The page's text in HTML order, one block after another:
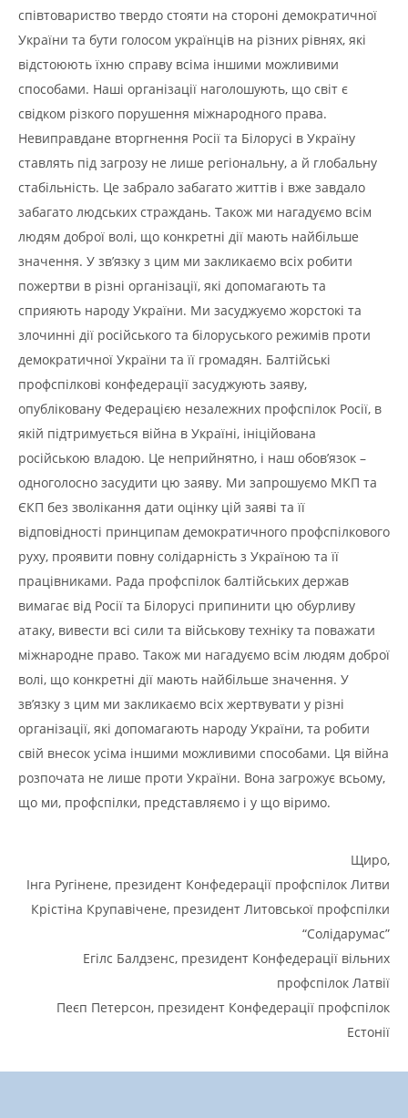
співтовариство твердо стояти на стороні демократичної
України та бути голосом українців на різних рівнях, які
відстоюють їхню справу всіма іншими можливими
способами. Наші організації наголошують, що світ є
свідком різкого порушення міжнародного права.
Невиправдане вторгнення Росії та Білорусі в Україну
ставлять під загрозу не лише регіональну, а й глобальну
стабільність. Це забрало забагато життів і вже завдало
забагато людських страждань. Також ми нагадуємо всім
людям доброї волі, що конкретні дії мають найбільше
значення. У зв’язку з цим ми закликаємо всіх робити
пожертви в різні організації, які допомагають та
сприяють народу України. Ми засуджуємо жорстокі та
злочинні дії російського та білоруського режимів проти
демократичної України та її громадян. Балтійські
профспілкові конфедерації засуджують заяву,
опубліковану Федерацією незалежних профспілок Росії, в
якій підтримується війна в Україні, ініційована
російською владою. Це неприйнятно, і наш обов’язок –
одноголосно засудити цю заяву. Ми запрошуємо МКП та
ЄКП без зволікання дати оцінку цій заяві та її
відповідності принципам демократичного профспілкового
руху, проявити повну солідарність з Україною та її
працівниками. Рада профспілок балтійських держав
вимагає від Росії та Білорусі припинити цю обурливу
атаку, вивести всі сили та військову техніку та поважати
міжнародне право. Також ми нагадуємо всім людям доброї
волі, що конкретні дії мають найбільше значення. У
зв’язку з цим ми закликаємо всіх жертвувати у різні
організації, які допомагають народу України, та робити
свій внесок усіма іншими можливими способами. Ця війна
розпочата не лише проти України. Вона загрожує всьому,
що ми, профспілки, представляємо і у що віримо.
Щиро,
Інга Ругінене, президент Конфедерації профспілок Литви
Крістіна Крупавічене, президент Литовської профспілки
“Солідарумас”
Егілс Балдзенс, президент Конфедерації вільних
профспілок Латвії
Пеєп Петерсон, президент Конфедерації профспілок
Естонії